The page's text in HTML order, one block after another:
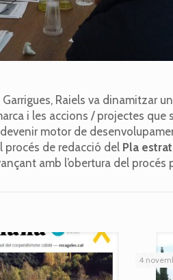
Raiels va dinamitzar
i les accions / projectes que
motor de
procés de redacció del Pla
amb l’obertura del procés
4